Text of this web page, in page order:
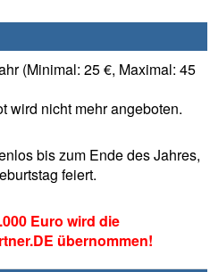
(Minimal: 25 €, Maximal: 45
wird nicht mehr angeboten.
bis zum Ende des Jahres,
feiert.
Euro wird die
übernommen!